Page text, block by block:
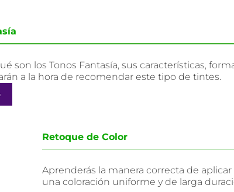
son los Tonos Fantasía, sus características,
a la hora de recomendar este tipo de tintes.
Retoque de Color
Aprenderás la manera correcta de
una coloración uniforme y de larga